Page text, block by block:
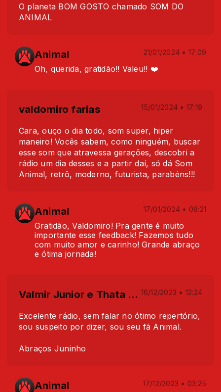
O planeta BOM GOSTO chamado SOM DO
ANIMAL
Animal 21/01/2024 • 17:09
Oh, querida, gratidão!! Valeu!! ❤️
valdomiro farias 15/01/2024 • 17:19
Cara, ouço o dia todo, som super, hiper
maneiro! Vocês sabem, como ninguém, buscar
esse som que atravessa gerações, descobri a
rádio um dia desses e a partir daí, só dá Som
Animal, retrô, moderno, futurista, parabéns!!!
Animal 17/01/2024 • 08:21
Gratidão, Valdomiro! Pra gente é muito
importante esse feedback! Fazemos tudo
com muito amor e carinho! Grande abraço
e ótima jornada!
Valmir Junior e Thata Moraes 16/12/2023 • 12:24
Excelente rádio, sem falar no ótimo repertório,
sou suspeito por dizer, sou seu fã Animal.
Abraços Juninho
Animal 17/12/2023 • 03:25